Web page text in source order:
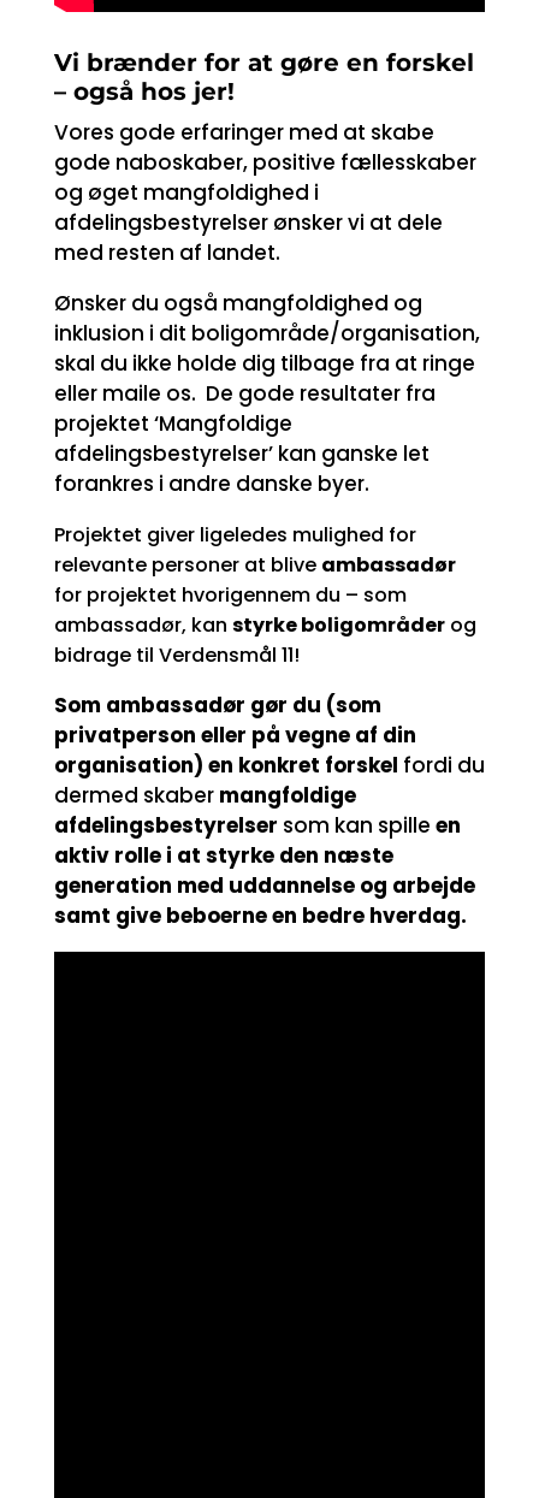
Vi brænder for at gøre en forskel
– også hos jer!
Vores gode erfaringer med at skabe
gode naboskaber, positive fællesskaber
og øget mangfoldighed i
afdelingsbestyrelser ønsker vi at dele
med resten af landet.
Ønsker du også mangfoldighed og
inklusion i dit boligområde/organisation,
skal du ikke holde dig tilbage fra at ringe
eller maile os. De gode resultater fra
projektet ‘Mangfoldige
afdelingsbestyrelser’ kan ganske let
forankres i andre danske byer.
Projektet giver ligeledes mulighed for
relevante personer at blive ambassadør
for projektet hvorigennem du – som
ambassadør, kan styrke boligområderog
bidrage til Verdensmål 11!
Som ambassadør gør du (som
privatperson eller på vegne af din
organisation) en konkret forskel fordi du
dermed skaber mangfoldige
afdelingsbestyrelser som kan spille en
aktiv rolle i at styrke den næste
generation med uddannelse og arbejde
samt give beboerne en bedre hverdag.